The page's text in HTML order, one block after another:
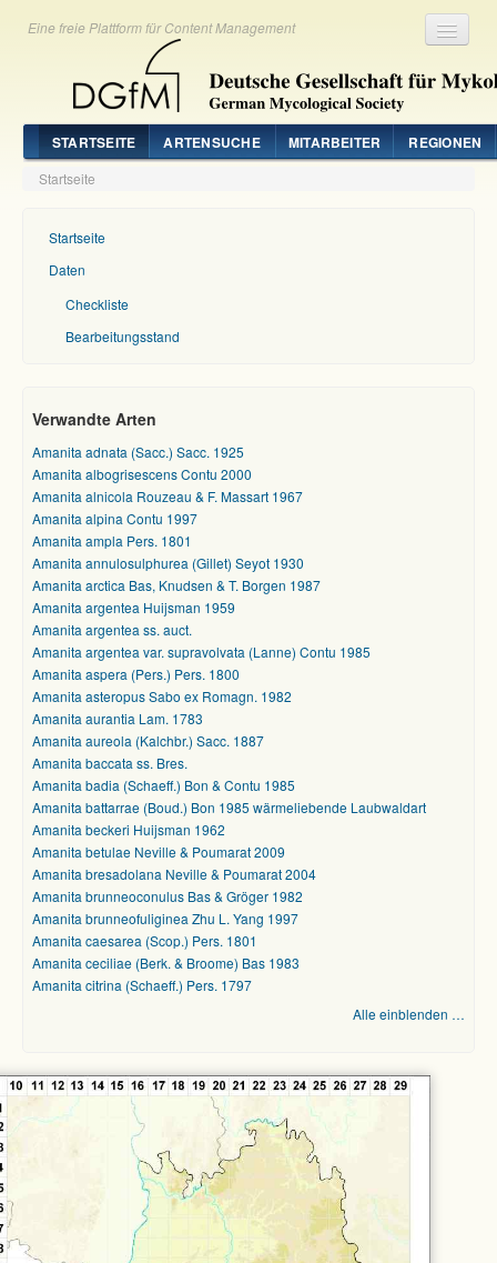
Eine freie Plattform für Content Management
STARTSEITE ARTENSUCHE MITARBEITER REGIONEN
Startseite
Startseite
Daten
Checkliste
Bearbeitungsstand
Verwandte Arten
Amanita adnata (Sacc.) Sacc. 1925
Amanita albogrisescens Contu 2000
Amanita alnicola Rouzeau & F. Massart 1967
Amanita alpina Contu 1997
Amanita ampla Pers. 1801
Amanita annulosulphurea (Gillet) Seyot 1930
Amanita arctica Bas, Knudsen & T. Borgen 1987
Amanita argentea Huijsman 1959
Amanita argentea ss. auct.
Amanita argentea var. supravolvata (Lanne) Contu 1985
Amanita aspera (Pers.) Pers. 1800
Amanita asteropus Sabo ex Romagn. 1982
Amanita aurantia Lam. 1783
Amanita aureola (Kalchbr.) Sacc. 1887
Amanita baccata ss. Bres.
Amanita badia (Schaeff.) Bon & Contu 1985
Amanita battarrae (Boud.) Bon 1985 wärmeliebende Laubwaldart
Amanita beckeri Huijsman 1962
Amanita betulae Neville & Poumarat 2009
Amanita bresadolana Neville & Poumarat 2004
Amanita brunneoconulus Bas & Gröger 1982
Amanita brunneofuliginea Zhu L. Yang 1997
Amanita caesarea (Scop.) Pers. 1801
Amanita ceciliae (Berk. & Broome) Bas 1983
Amanita citrina (Schaeff.) Pers. 1797
Alle einblenden …